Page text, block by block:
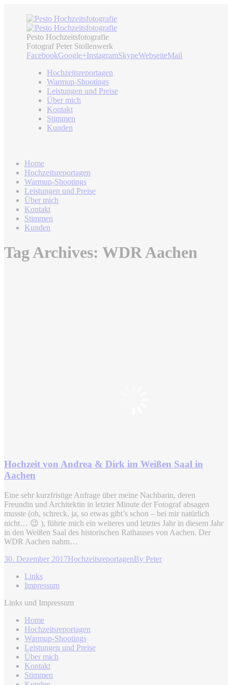
Pesto Hochzeitsfotografie
Fotograf Peter Stollenwerk
FacebookGoogle+InstagramSkypeWebseiteMail
Hochzeitsreportagen
Warmup-Shootings
Leistungen und Preise
Über mich
Kontakt
Stimmen
Kunden
Home
Hochzeitsreportagen
Warmup-Shootings
Leistungen und Preise
Über mich
Kontakt
Stimmen
Kunden
Tag Archives: WDR Aachen
Hochzeit von Andrea & Dirk im Weißen Saal in
Aachen
Eine sehr kurzfristige Anfrage über meine Nachbarin, deren
Freundin und Architektin in letzter Minute der Fotograf absagen
musste (oh, schreck, ja, so etwas gibt’s schon – bei mir natürlich
nicht… 😉 ), führte mich ein weiteres und letztes Jahr in diesem Jahr
in den Weißen Saal des historischen Rathauses von Aachen. Der
WDR Aachen nahm…
30. Dezember 2017HochzeitsreportagenBy Peter
Links
Impressum
Links und Impressum
Home
Hochzeitsreportagen
Warmup-Shootings
Leistungen und Preise
Über mich
Kontakt
Stimmen